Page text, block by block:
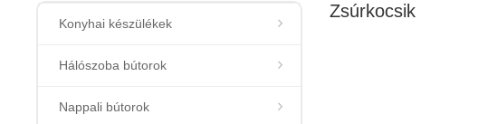
Konyhai készülékek
Hálószoba bútorok
Nappali bútorok
Zsúrkocsik